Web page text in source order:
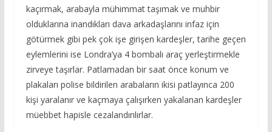
kaçırmak, arabayla mühimmat taşımak ve muhbir
olduklarına inandıkları dava arkadaşlarını infaz için
götürmek gibi pek çok işe girişen kardeşler, tarihe geçen
eylemlerini ise Londra’ya 4 bombalı araç yerleştirmekle
zirveye taşırlar. Patlamadan bir saat önce konum ve
plakaları polise bildirilen arabaların ikisi patlayınca 200
kişi yaralanır ve kaçmaya çalışırken yakalanan kardeşler
müebbet hapisle cezalandırılırlar.